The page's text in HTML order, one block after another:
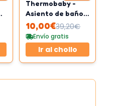
Thermobaby -
Asiento de baño
infantil
10,00€39,20€
Envío gratis
Ir al chollo